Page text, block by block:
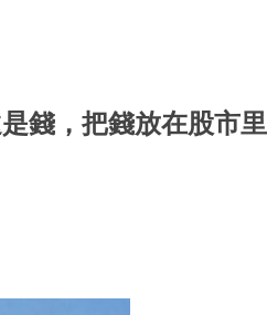
錢，把錢放在股市